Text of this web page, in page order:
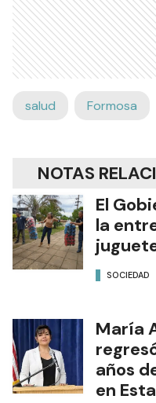
salud Formosa
NOTAS
El
la
SOCIEDAD
María
años
en